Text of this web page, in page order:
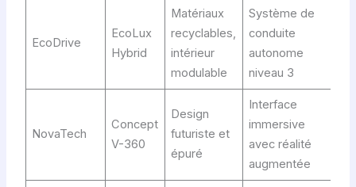
EcoDrive
EcoLux
Hybrid
Matériaux
recyclables,
intérieur
modulable
Système de
conduite
autonome
niveau 3
NovaTech
Concept
V-360
Design
futuriste et
épuré
Interface
immersive
avec réalité
augmentée